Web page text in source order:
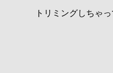
トリミングしちゃ